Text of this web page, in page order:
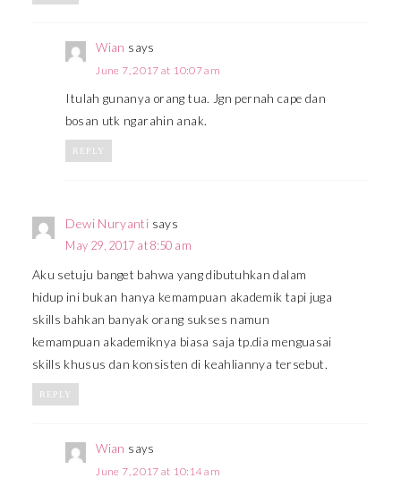
Wian says
June 7, 2017 at 10:07 am
Itulah gunanya orang tua. Jgn pernah cape dan
bosan utk ngarahin anak.
REPLY
Dewi Nuryanti says
May 29, 2017 at 8:50 am
Aku setuju banget bahwa yang dibutuhkan dalam
hidup ini bukan hanya kemampuan akademik tapi juga
skills bahkan banyak orang sukses namun
kemampuan akademiknya biasa saja tp.dia menguasai
skills khusus dan konsisten di keahliannya tersebut.
REPLY
Wian says
June 7, 2017 at 10:14 am